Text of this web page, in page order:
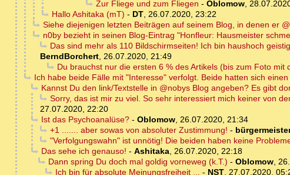
Zur Fliege und zum Fliegen - Oblomow,
Hallo Ashitaka (mT) - DT, 26.07.2020, 23:22
Siehe diejenigen letzten Beiträgen auf seinem Blog, in denen er
n0by bezieht in seinen Blog-Eintrag "Honfleur: Hausmeister
Das sind mehr als 110 Bildschirmseiten! Ich bin haushoch
BerndBorchert, 26.07.2020, 21:49
Du brauchst nur die ersten 6 % des Artikels (bis zum Foto mit
Ich habe beide Fälle mit "Interesse" verfolgt. Beide hatten sich
Kannst Du den link/Textstelle in @nobys Blog angeben? Es gibt
Sorry, das ist mir zu viel. So sehr interessiert mich keiner von
27.07.2020, 22:20
Ist das Psychoanalüse?- Oblomow, 26.07.2020, 21:34
+1 ....... aber sowas von absoluter Zustimmung! -
"Verfolgungswahn" ist unnötig! Die beiden haben keine
Das sehe ich genauso! - Ashitaka, 26.07.2020, 22:18
Dann spring Du doch mal goldig vorneweg (k.T.) - Oblomow,
Ich bin für absolute Meinungsfreiheit ... - NST, 27.07.2020,